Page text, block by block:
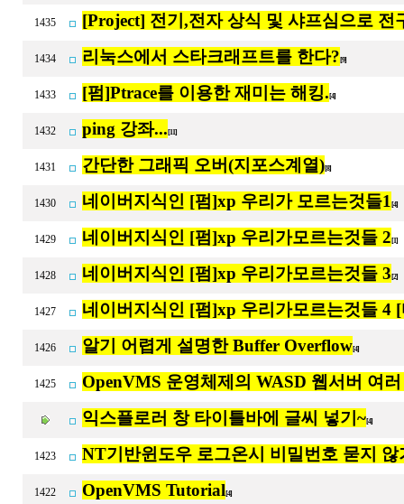
1435 [Project] 전기,전자 상식 및 샤프심으로 전
1434 리눅스에서 스타크래프트를 한다? [9]
1433 [펌]Ptrace를 이용한 재미는 해킹. [4]
1432 ping 강좌... [11]
1431 간단한 그래픽 오버(지포스계열)[8]
1430 네이버지식인 [펌]xp 우리가 모르는것들1 [4]
1429 네이버지식인 [펌]xp 우리가모르는것들 2 [1]
1428 네이버지식인 [펌]xp 우리가모르는것들 3 [2]
1427 네이버지식인 [펌]xp 우리가모르는것들 4
1426 알기 어렵게 설명한 Buffer Overflow[4]
1425
OpenVMS 운영체제의 WASD 웹서버 여
익스플로러 창 타이틀바에 글씨 넣기~[4]
1423 NT기반윈도우 로그온시 비밀번호 묻지 않
1422 OpenVMS Tutorial[4]